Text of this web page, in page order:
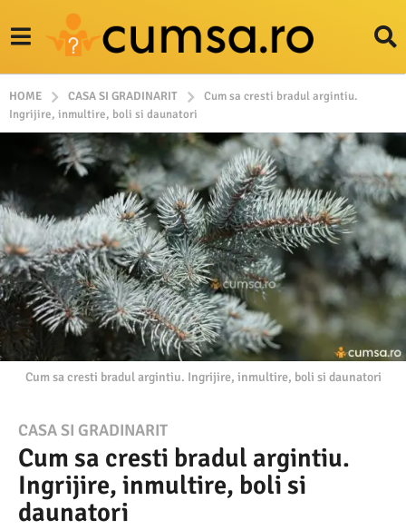
HOME CASA SI GRADINARIT
Cum sa cresti bradul argintiu.
Ingrijire, inmultire, boli si daunatori
Cum sa cresti bradul argintiu. Ingrijire, inmultire, boli si daunatori
1
7
0
CASA SI GRADINARIT
Cum sa cresti bradul argintiu.
Ingrijire, inmultire, boli si
daunatori